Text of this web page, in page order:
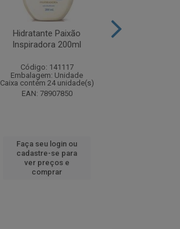
Hidratante Paixão
Inspiradora 200ml
Código: 141117
Embalagem: Unidade
Caixa contém 24 unidade(s)
EAN: 78907850
Faça seu login ou
cadastre-se para
ver preços e
comprar